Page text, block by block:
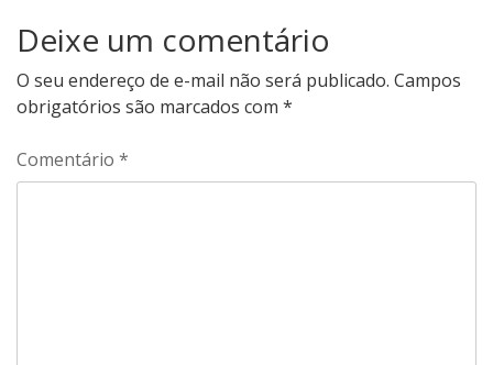
Deixe um comentário
O seu endereço de e-mail não será publicado. Campos
obrigatórios são marcados com *
Comentário *